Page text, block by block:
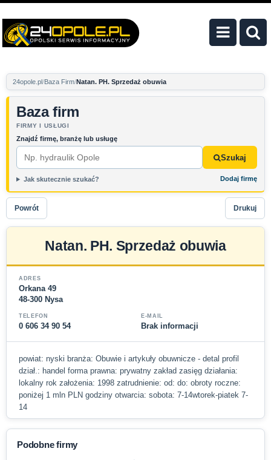
24opole.pl Baza Firm Natan. PH. Sprzedaż obuwia
Baza firm
FIRMY I USŁUGI
Znajdź firmę, branżę lub usługę
Szukaj
Jak skutecznie szukać? Dodaj firmę
Powrót Drukuj
Natan. PH. Sprzedaż obuwia
ADRES
Orkana 49
48-300 Nysa
TELEFON
0 606 34 90 54
E-MAIL
Brak informacji
powiat: nyski branża: Obuwie i artykuły obuwnicze - detal profil
dział.: handel forma prawna: prywatny zakład zasięg działania:
lokalny rok założenia: 1998 zatrudnienie: od: do: obroty roczne:
poniżej 1 mln PLN godziny otwarcia: sobota: 7-14wtorek-piatek 7-
14
Podobne firmy